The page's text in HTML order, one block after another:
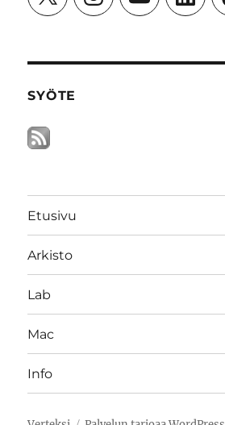
SYÖTE
Etusivu
Arkisto
Lab
Mac
Info